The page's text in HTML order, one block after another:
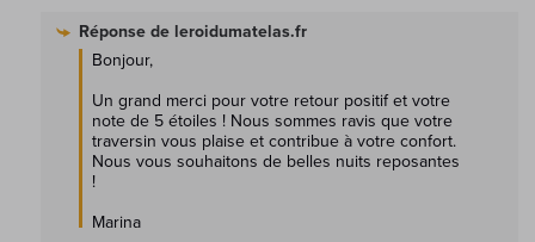
Réponse de leroidumatelas.fr
Bonjour,
Un grand merci pour votre retour positif et votre
note de 5 étoiles ! Nous sommes ravis que votre
traversin vous plaise et contribue à votre confort.
Nous vous souhaitons de belles nuits reposantes
!
Marina